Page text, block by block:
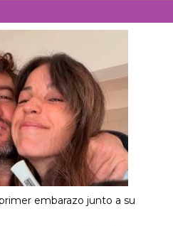
embarazo junto a su